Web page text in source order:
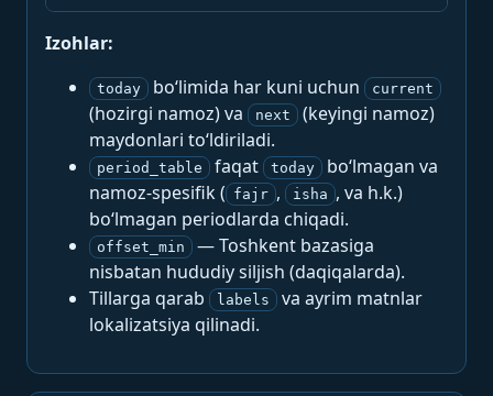
Izohlar:
today bo‘limida har kuni uchun current
(hozirgi namoz) va next
(keyingi namoz)
maydonlari to‘ldiriladi.
period_table faqat today
bo‘lmagan va
namoz-spesifik ( fajr , isha , va h.k.)
bo‘lmagan periodlarda chiqadi.
offset_min
— Toshkent bazasiga
nisbatan hududiy siljish (daqiqalarda).
Tillarga qarab
labels
va ayrim matnlar
lokalizatsiya qilinadi.